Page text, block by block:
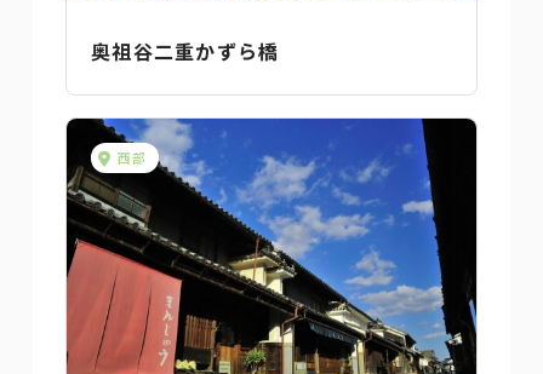
奥祖谷二重かずら橋
西部